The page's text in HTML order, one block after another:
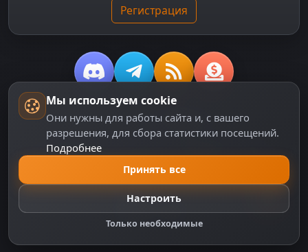
Регистрация
© 2018-2026 dzplay.ru
Размещенная на сайте информация носит
информационный характер и не является публичной
офертой, определяемой положениями ч. 2 ст. 437 ГК
РФ, исключая блоки, помеченные как "Реклама".
Мы используем cookie
Они нужны для работы сайта и, с вашего
разрешения, для сбора статистики посещений.
Подробнее
Принять все
Настроить
Только необходимые